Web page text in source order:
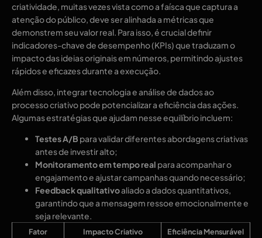
criatividade, muitas vezes vista como a faísca que captura a
atenção do público, deve ser alinhada a métricas que
demonstrem seu valor real. Para isso, é crucial definir
indicadores-chave de desempenho (KPIs) que traduzam o
impacto das ideias originais em números, permitindo ajustes
rápidos e eficazes durante a execução.
Além disso, integrar tecnologia e análise de dados ao
processo criativo pode potencializar a eficiência das ações.
Algumas estratégias que ajudam nesse equilíbrio incluem:
Testes A/B para validar diferentes abordagens criativas
antes de investir alto;
Monitoramento em tempo real para acompanhar o
engajamento e ajustar campanhas quando necessário;
Feedback qualitativoaliado a dados quantitativos,
garantindo que a mensagem ressoe emocionalmente e
seja relevante.
Fator Impacto Criativo Eficiência Mensurável